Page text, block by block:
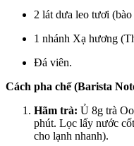
2 lát dưa leo tươi
1 nhánh Xạ hương
Đá viên.
Cách pha chế (Barista
Hãm trà: Ủ 8g trà
phút. Lọc lấy nước
cho lạnh nhanh).